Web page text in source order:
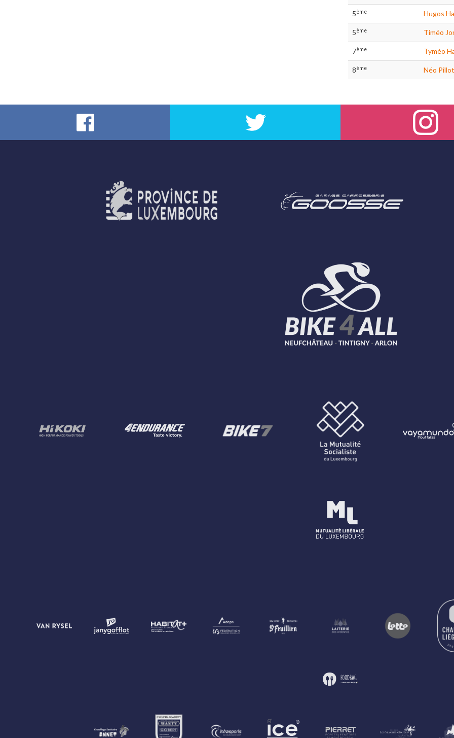
5ème Hugos
5ème Timéo
7ème Tyméo
8ème Néo Pillot